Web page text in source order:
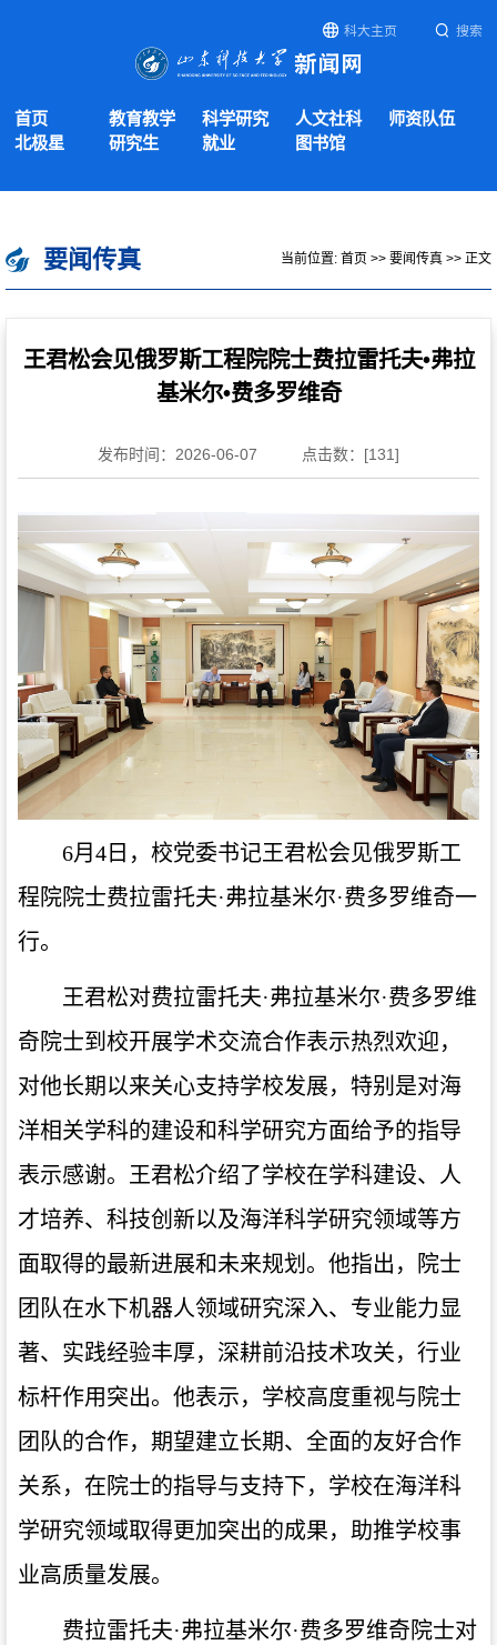
科大主页 搜索
首页 教育教学 科学研究 人文社科
师资队伍
北极星
研究生 就业 图书馆
要闻传真 当前位置: 首页 >> 要闻传真 >> 正文
王君松会见俄罗斯工程院院士费拉雷托夫•弗拉
基米尔•费多罗维奇
发布时间：2026-06-07 点击数：[131]
6月4日，校党委书记王君松会见俄罗斯工
程院院士费拉雷托夫·弗拉基米尔·费多罗维奇一
行。
王君松对费拉雷托夫·弗拉基米尔·费多罗维
奇院士到校开展学术交流合作表示热烈欢迎，
对他长期以来关心支持学校发展，特别是对海
洋相关学科的建设和科学研究方面给予的指导
表示感谢。王君松介绍了学校在学科建设、人
才培养、科技创新以及海洋科学研究领域等方
面取得的最新进展和未来规划。他指出，院士
团队在水下机器人领域研究深入、专业能力显
著、实践经验丰厚，深耕前沿技术攻关，行业
标杆作用突出。他表示，学校高度重视与院士
团队的合作，期望建立长期、全面的友好合作
关系，在院士的指导与支持下，学校在海洋科
学研究领域取得更加突出的成果， 助推学校事
业高质量发展。
费拉雷托夫·弗拉基米尔·费多罗维奇院士对